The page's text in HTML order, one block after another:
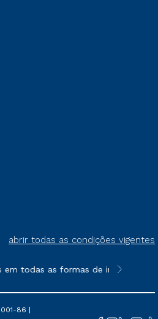
abrir todas as condições vigentes
todas as formas de ingresso,
86 |